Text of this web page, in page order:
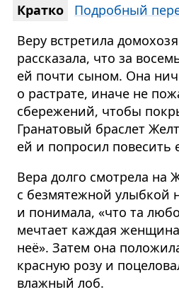
Кратко
Подробный
Веру встретила
рассказала, что за
ей почти сыном. Она
о растрате, иначе не
сбережений, чтобы
Гранатовый браслет
ей и попросил повесить
Вера долго смотрела на
с безмятежной улыбкой
и понимала, «что та
мечтает каждая
неё». Затем она
красную розу и
влажный лоб.